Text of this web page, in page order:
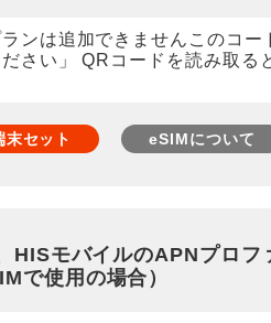
ランは追加できませんこのコ
さい」 QRコードを読み取
eSIMについて
セット
HISモバイルのAPNプロ
で使用の場合）